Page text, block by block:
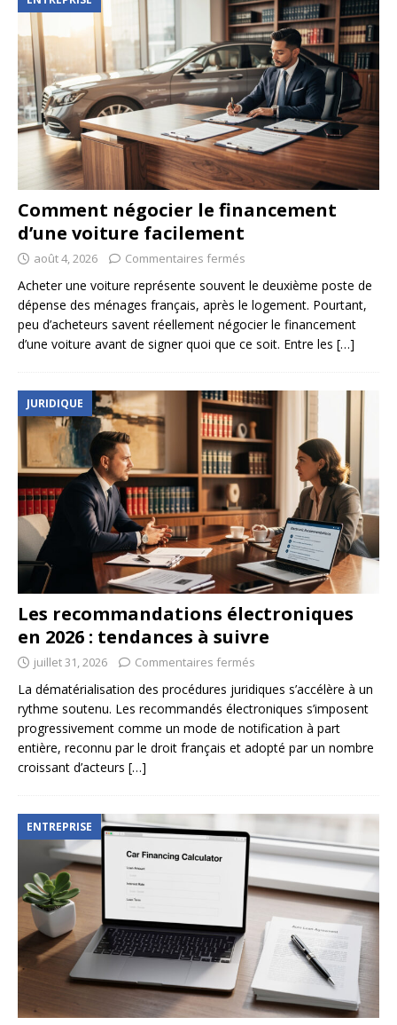
Comment négocier le financement
d’une voiture facilement
août 4, 2026 Commentaires fermés
Acheter une voiture représente souvent le deuxième poste de
dépense des ménages français, après le logement. Pourtant,
peu d’acheteurs savent réellement négocier le financement
d’une voiture avant de signer quoi que ce soit. Entre les […]
JURIDIQUE
Les recommandations électroniques
en 2026 : tendances à suivre
juillet 31, 2026 Commentaires fermés
La dématérialisation des procédures juridiques s’accélère à un
rythme soutenu. Les recommandés électroniques s’imposent
progressivement comme un mode de notification à part
entière, reconnu par le droit français et adopté par un nombre
croissant d’acteurs […]
ENTREPRISE